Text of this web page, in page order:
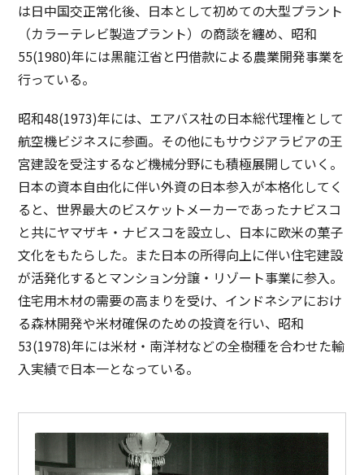
は日中国交正常化後、日本として初めての大型プラント
（カラーテレビ製造プラント）の商談を纏め、昭和
55(1980)年には黒龍江省と円借款による農業開発事業を
行っている。
昭和48(1973)年には、エアバス社の日本総代理権として
航空機ビジネスに参画。その他にもサウジアラビアの王
宮建設を受注するなど機械分野にも積極展開していく。
日本の資本自由化に伴い外資の日本参入が本格化してく
ると、世界最大のビスケットメーカーであったナビスコ
と共にヤマザキ・ナビスコを設立し、日本に欧米の菓子
文化をもたらした。また日本の所得向上に伴い住宅建設
が活発化するとマンション分譲・リゾート事業に参入。
住宅用木材の需要の高まりを受け、インドネシアにおけ
る森林開発や米材確保のための投資を行い、昭和
53(1978)年には米材・南洋材などの全樹種を合わせた輸
入実績で日本一となっている。